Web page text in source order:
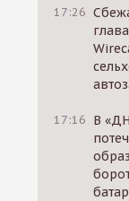
17:26
17:16 В